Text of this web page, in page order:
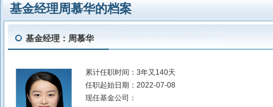
基金经理周慕华的档案
基金经理：周慕华
累计任职时间： 3年又140天
任职起始日期： 2022-07-08
现任基金公司：